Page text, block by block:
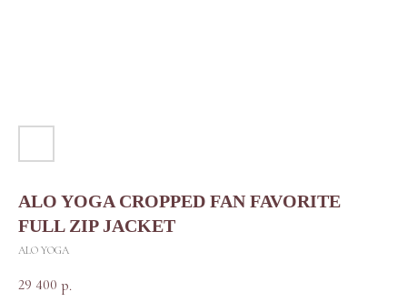
ALO YOGA CROPPED FAN FAVORITE
FULL ZIP JACKET
ALO YOGA
29 400 р.